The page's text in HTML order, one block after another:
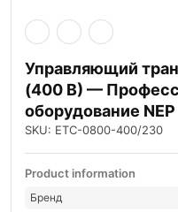
Управляющий
(400 В) —
оборудование NEP
SKU: ETC-0800-400/230
Product information
Бренд